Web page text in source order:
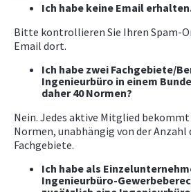
Ich habe keine Email
Bitte kontrollieren Sie Ihren Spam-
Email dort.
Ich habe zwei Fachgebiete/
Ingenieurbüro in einem
daher 40 Normen?
Nein. Jedes aktive Mitglied bekommt
Normen, unabhängig von der
Fachgebiete.
Ich habe als
Ingenieurbüro-